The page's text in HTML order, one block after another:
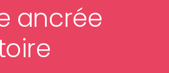
ancrée